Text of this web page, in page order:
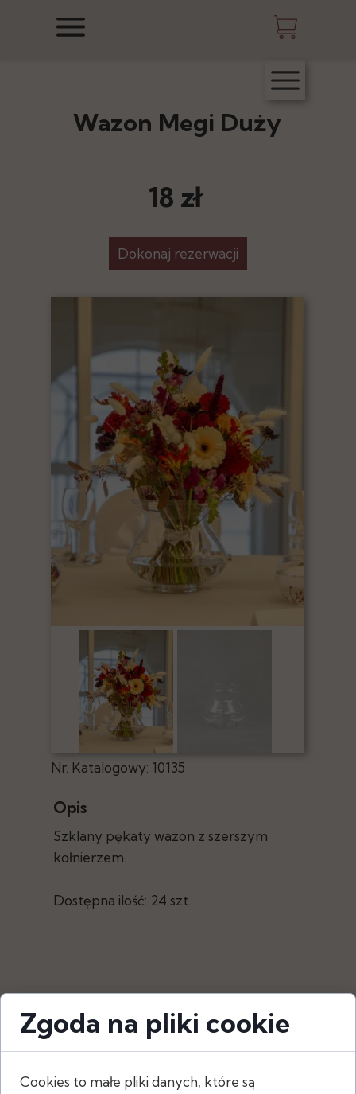
Wazon Megi Duży
18 zł
Nr. Katalogowy: 10135
Dokonaj rezerwacji
Opis
Szklany pękaty wazon z szerszym
kołnierzem.
Dostępna ilość: 24 szt.
Zgoda na pliki cookie
Cookies to małe pliki danych, które są